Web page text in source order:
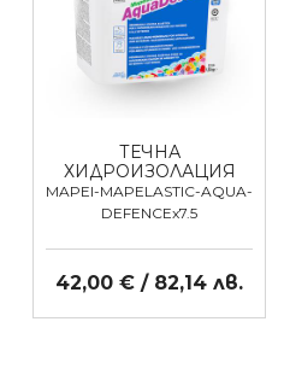
ТЕЧНА
ХИДРОИЗОЛАЦИЯ
MAPEI-MAPELASTIC-AQUA-
DEFENCEx7.5
42,00 € / 82,14 лв.